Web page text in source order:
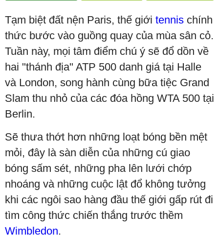
Tạm biệt đất nện Paris, thế giới tennis chính
thức bước vào guồng quay của mùa sân cỏ.
Tuần này, mọi tâm điểm chú ý sẽ đổ dồn về
hai "thánh địa" ATP 500 danh giá tại Halle
và London, song hành cùng bữa tiệc Grand
Slam thu nhỏ của các đóa hồng WTA 500 tại
Berlin.
Sẽ thưa thớt hơn những loạt bóng bền mệt
mỏi, đây là sàn diễn của những cú giao
bóng sấm sét, những pha lên lưới chớp
nhoáng và những cuộc lật đổ không tưởng
khi các ngôi sao hàng đầu thế giới gấp rút đi
tìm công thức chiến thắng trước thềm
Wimbledon.